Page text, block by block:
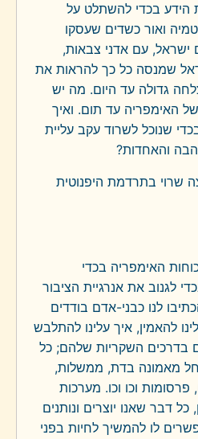
הידע בכדי להשתלט על
ואור כשדים שעסקו
ישראל, עם אדני צבאות,
שמנסה כל כך להראות את
גדולה עד היום. מה יש
האימפריה עד תום. ואיך
שנוכל לשרוד עקב עליית
והאחדות?
שרוי בתרדמת היפנוטית
האימפריה בכדי
לגנוב את אנרגיית הציבור
לנו כבני-אדם בודדים
להאמין, איך עלינו להתלבש
בדרכים השקריות שלהם; כל
החל מאמונה בדת, ממשלות,
וכו וכו. מערכות
דבר שאנו יוצרים ונותנים
לו להמשיך לחיות בפני